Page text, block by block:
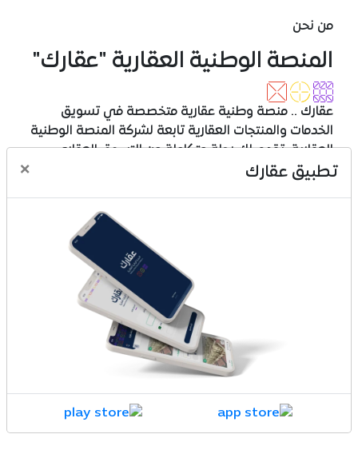
تطبيق عقارك ×
من نحن
المنصة الوطنية العقارية "عقارك"
عقارك .. منصة وطنية عقارية متخصصة في تسويق
الخدمات والمنتجات العقارية تابعة لشركة المنصة الوطنية
العقارية، تقدم لك رحلة متكاملة من التسوق العقاري
المتنوع إلى الدفع المتعدد الخيارات وحتى الإفراغ والتملك،
مع عدد من الجهات والقطاعات، عقارك منصة تجارية
ماذا تقدم عقارك
بيع الفلل والشقق الجاهزة
الخدمات العقارية